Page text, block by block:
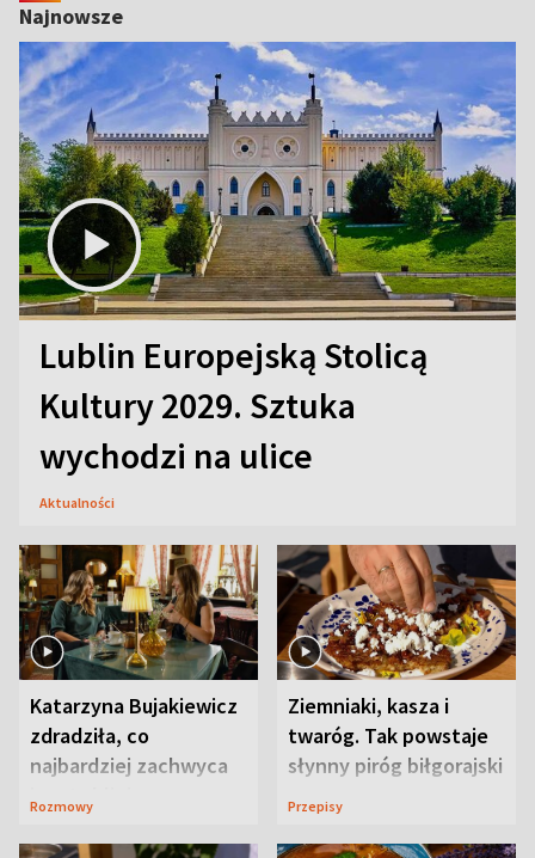
Najnowsze
Lublin Europejską Stolicą
Kultury 2029. Sztuka
wychodzi na ulice
Aktualności
Katarzyna Bujakiewicz
zdradziła, co
najbardziej zachwyca
ją w Lublinie
Rozmowy
Ziemniaki, kasza i
twaróg. Tak powstaje
słynny piróg biłgorajski
Przepisy